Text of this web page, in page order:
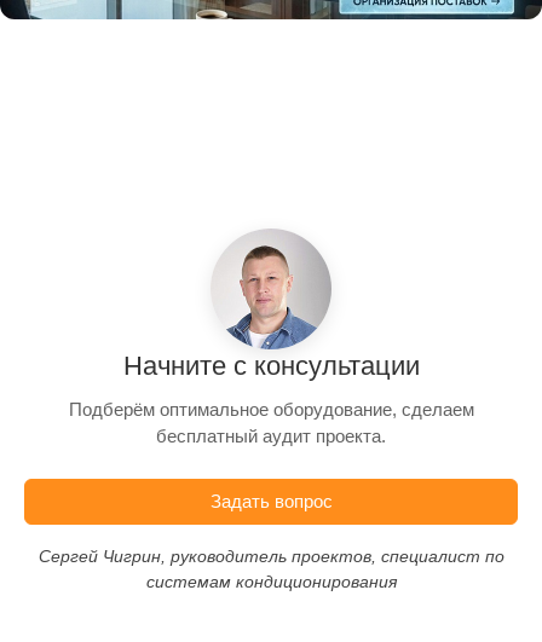
Начните с консультации
Подберём оптимальное оборудование, сделаем
бесплатный аудит проекта.
Задать вопрос
Сергей Чигрин, руководитель проектов, специалист по
системам кондиционирования